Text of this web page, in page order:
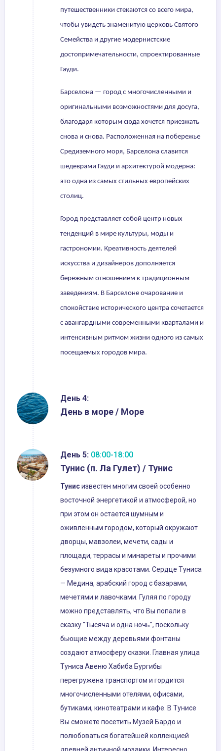
путешественники стекаются со всего мира,
чтобы увидеть знаменитую церковь Святого
Семейства и другие модернистские
достопримечательности, спроектированные
Гауди.
Барселона — город с многочисленными и
оригинальными возможностями для досуга,
благодаря которым сюда хочется приезжать
снова и снова. Расположенная на побережье
Средиземного моря, Барселона славится
шедеврами Гауди и архитектурой модерна:
это одна из самых стильных европейских
столиц.
Город представляет собой центр новых
тенденций в мире культуры, моды и
гастрономии. Креативность деятелей
искусства и дизайнеров дополняется
бережным отношением к традиционным
заведениям. В Барселоне очарование и
спокойствие исторического центра сочетается
с авангардными современными кварталами и
интенсивным ритмом жизни одного из самых
посещаемых городов мира.
День 4:
День в море / Море
День 5: 08:00-18:00
Тунис (п. Ла Гулет) / Тунис
Тунисизвестен многим своей особенно
восточной энергетикой и атмосферой, но
при этом он остается шумным и
оживленным городом, который окружают
дворцы, мавзолеи, мечети, сады и
площади, террасы и минареты и прочими
безумного вида красотами. Сердце Туниса
— Медина, арабский город с базарами,
мечетями и лавочками. Гуляя по городу
можно представлять, что Вы попали в
сказку "Тысяча и одна ночь", поскольку
бьющие между деревьями фонтаны
создают атмосферу сказки. Главная улица
Туниса Авеню Хабиба Бургибы
перегружена транспортом и гордится
многочисленными отелями, офисами,
бутиками, кинотеатрами и кафе. В Тунисе
Вы сможете посетить Музей Бардо и
полюбоваться богатейшей коллекцией